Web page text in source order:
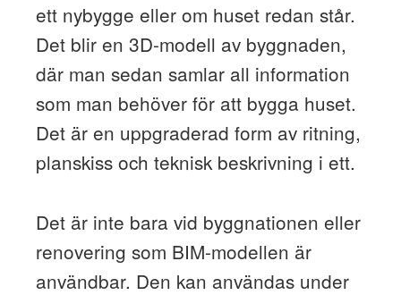
ett nybygge eller om huset redan står.
Det blir en 3D-modell av byggnaden,
där man sedan samlar all information
som man behöver för att bygga huset.
Det är en uppgraderad form av ritning,
planskiss och teknisk beskrivning i ett.
Det är inte bara vid byggnationen eller
renovering som BIM-modellen är
användbar. Den kan användas under